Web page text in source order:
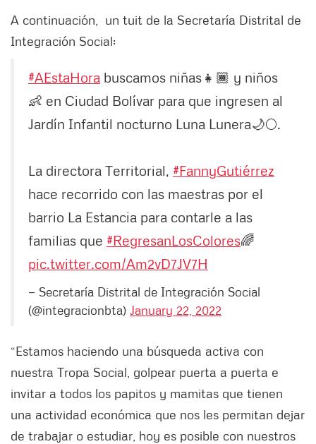
A continuación, un tuit de la Secretaría Distrital de
Integración Social:
#AEstaHora buscamos niñas👧🏾 y niños
👶 en Ciudad Bolívar para que ingresen al
Jardín Infantil nocturno Luna Lunera🌙🌕.
La directora Territorial, #FannyGutiérrez
hace recorrido con las maestras por el
barrio La Estancia para contarle a las
familias que #RegresanLosColores🌈
pic.twitter.com/Am2vD7JV7H
— Secretaría Distrital de Integración Social
(@integracionbta) January 22, 2022
“Estamos haciendo una búsqueda activa con
nuestra Tropa Social, golpear puerta a puerta e
invitar a todos los papitos y mamitas que tienen
una actividad económica que nos les permitan dejar
de trabajar o estudiar, hoy es posible con nuestros